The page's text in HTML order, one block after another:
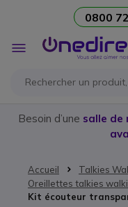
0800
Affichage
navigation
Besoin d’une salle de
Accueil Talkies
Oreillettes talkies
Kit écouteur